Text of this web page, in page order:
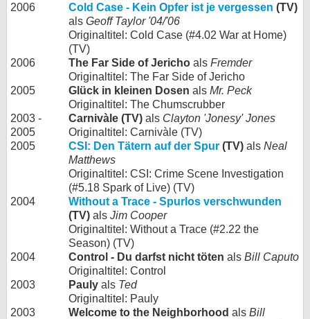
2006
Cold Case - Kein Opfer ist je vergessen (TV)
als Geoff Taylor '04/'06
Originaltitel: Cold Case (#4.02 War at Home)
(TV)
2006
The Far Side of Jericho als Fremder
Originaltitel: The Far Side of Jericho
2005
Glück in kleinen Dosen als Mr. Peck
Originaltitel: The Chumscrubber
2003 -
2005
Carnivàle (TV) als Clayton 'Jonesy' Jones
Originaltitel: Carnivàle (TV)
2005
CSI: Den Tätern auf der Spur (TV) als Neal
Matthews
Originaltitel: CSI: Crime Scene Investigation
(#5.18 Spark of Live) (TV)
2004
Without a Trace - Spurlos verschwunden
(TV) als Jim Cooper
Originaltitel: Without a Trace (#2.22 the
Season) (TV)
2004
Control - Du darfst nicht töten als Bill Caputo
Originaltitel: Control
2003
Pauly als Ted
Originaltitel: Pauly
2003
Welcome to the Neighborhood als Bill